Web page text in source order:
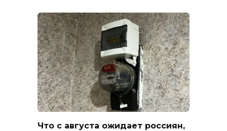
Что с августа ожидает россиян,